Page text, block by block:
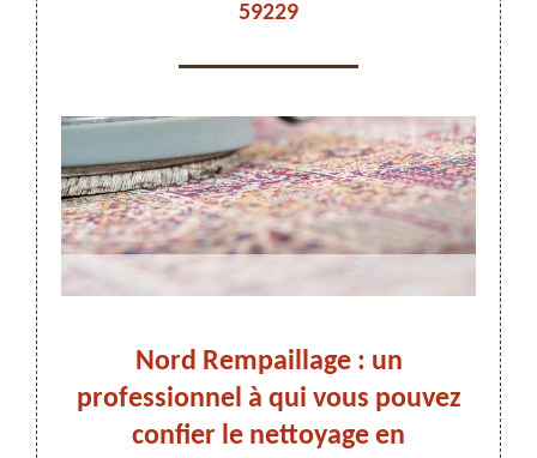
59229
Nord Rempaillage : un
professionnel à qui vous pouvez
confier le nettoyage en